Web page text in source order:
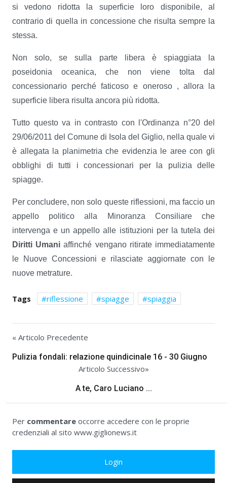
si vedono ridotta la superficie loro disponibile, al
contrario di quella in concessione che risulta sempre la
stessa.
Non solo, se sulla parte libera è spiaggiata la
poseidonia oceanica, che non viene tolta dal
concessionario perché faticoso e oneroso , allora la
superficie libera risulta ancora più ridotta.
Tutto questo va in contrasto con l'Ordinanza n°20 del
29/06/2011 del Comune di Isola del Giglio, nella quale vi
è allegata la planimetria che evidenzia le aree con gli
obblighi di tutti i concessionari per la pulizia delle
spiagge.
Per concludere, non solo queste riflessioni, ma faccio un
appello politico alla Minoranza Consiliare che
intervenga e un appello alle istituzioni per la tutela dei
Diritti Umani affinché vengano ritirate immediatamente
le Nuove Concessioni e rilasciate aggiornate con le
nuove metrature.
Tags riflessione spiagge spiaggia
« Articolo Precedente
Pulizia fondali: relazione quindicinale 16 - 30 Giugno
Articolo Successivo»
A te, Caro Luciano ...
Per commentare occorre accedere con le proprie
credenziali al sito www.giglionews.it
Login